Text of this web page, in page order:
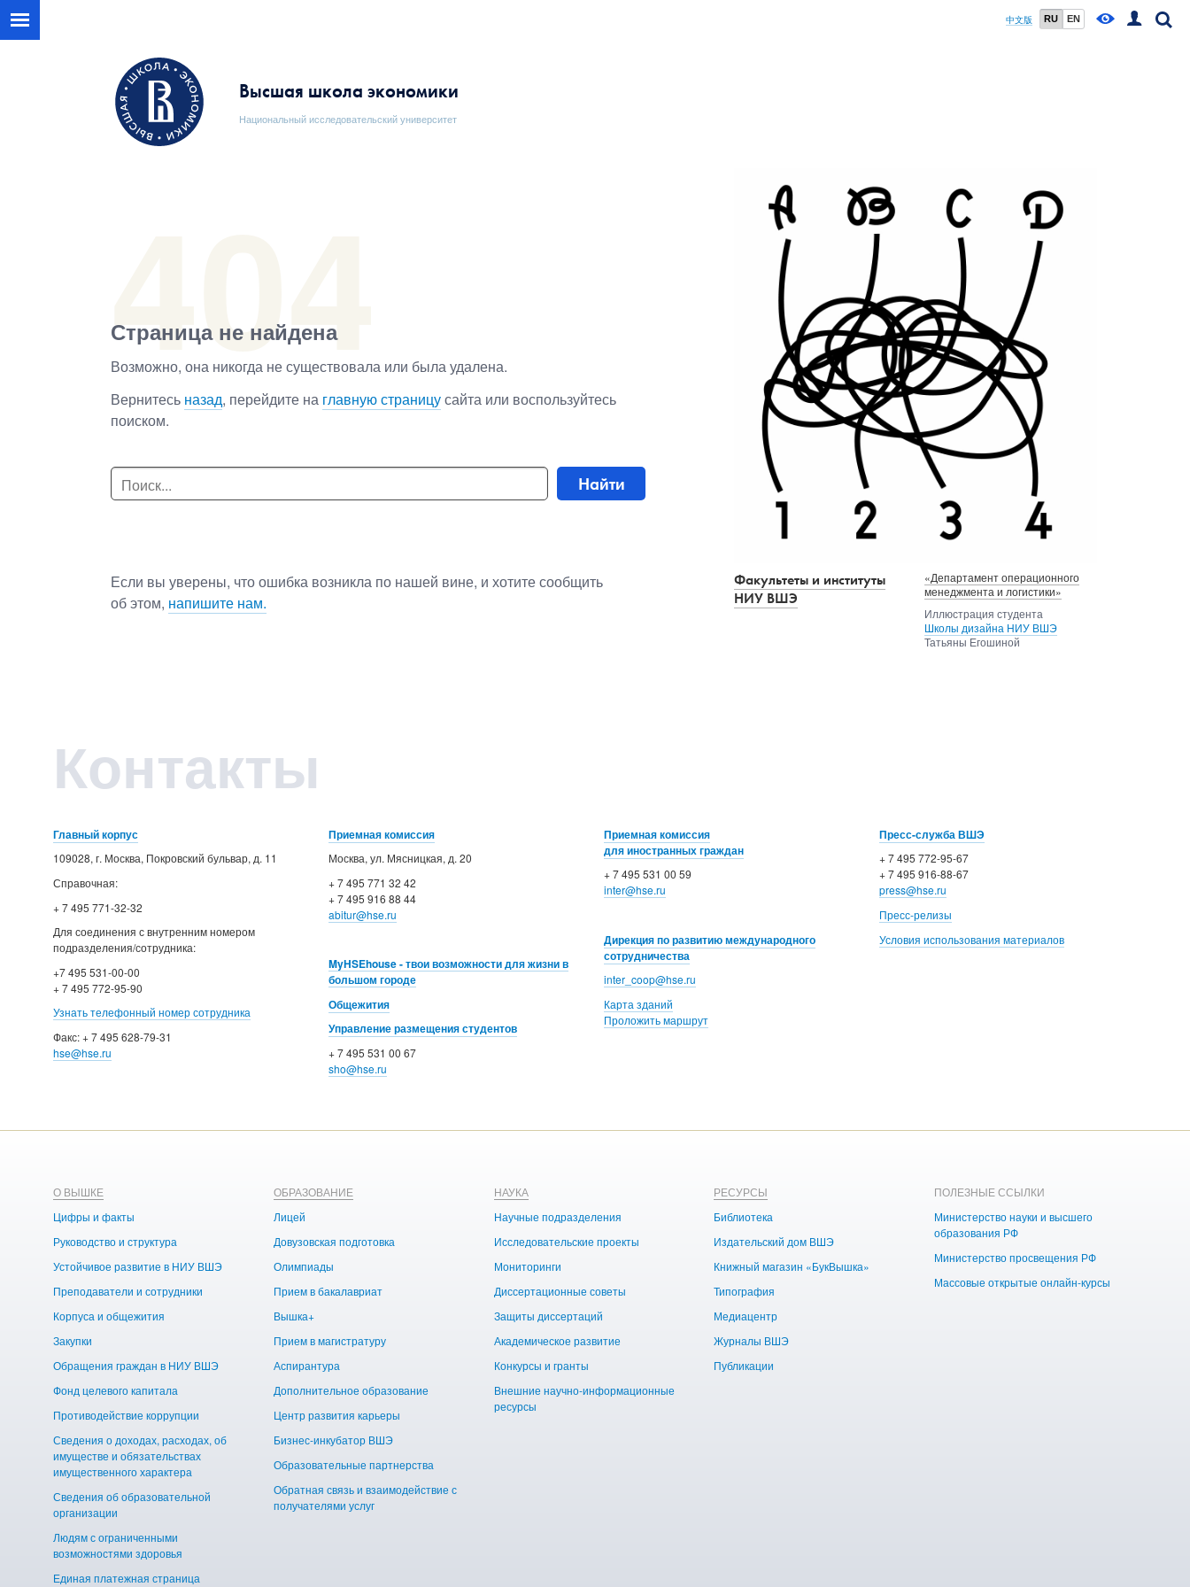
中文版 RU EN
Высшая школа экономики
Национальный исследовательский университет
Страница не найдена
Возможно, она никогда не существовала или была удалена.
Вернитесь назад, перейдите на главную страницусайта или воспользуйтесь
поиском.
Найти
Если вы уверены, что ошибка возникла по нашей вине, и хотите сообщить
об этом, напишите нам.
Факультеты и институты
НИУ ВШЭ
«Департамент операционного
менеджмента и логистики»
Иллюстрация студента
Школы дизайна НИУ ВШЭ
Татьяны Егошиной
Контакты
Главный корпус
109028, г. Москва, Покровский бульвар, д. 11
Справочная:
+ 7 495 771-32-32
Для соединения с внутренним номером
подразделения/сотрудника:
+7 495 531-00-00
+ 7 495 772-95-90
Узнать телефонный номер сотрудника
Факс: + 7 495 628-79-31
hse@hse.ru
Приемная комиссия
Москва, ул. Мясницкая, д. 20
+ 7 495 771 32 42
+ 7 495 916 88 44
abitur@hse.ru
MyHSEhouse - твои возможности для жизни в
большом городе
Общежития
Управление размещения студентов
+ 7 495 531 00 67
sho@hse.ru
Приемная комиссия
для иностранных граждан
+ 7 495 531 00 59
inter@hse.ru
Дирекция по развитию международного
сотрудничества
inter_coop@hse.ru
Карта зданий
Проложить маршрут
Пресс-служба ВШЭ
+ 7 495 772-95-67
+ 7 495 916-88-67
press@hse.ru
Пресс-релизы
Условия использования материалов
О ВЫШКЕ
Цифры и факты
Руководство и структура
Устойчивое развитие в НИУ ВШЭ
Преподаватели и сотрудники
Корпуса и общежития
Закупки
Обращения граждан в НИУ ВШЭ
Фонд целевого капитала
Противодействие коррупции
Сведения о доходах, расходах, об
имуществе и обязательствах
имущественного характера
Сведения об образовательной
организации
Людям с ограниченными
возможностями здоровья
Единая платежная страница
ОБРАЗОВАНИЕ
Лицей
Довузовская подготовка
Олимпиады
Прием в бакалавриат
Вышка+
Прием в магистратуру
Аспирантура
Дополнительное образование
Центр развития карьеры
Бизнес-инкубатор ВШЭ
Образовательные партнерства
Обратная связь и взаимодействие с
получателями услуг
НАУКА
Научные подразделения
Исследовательские проекты
Мониторинги
Диссертационные советы
Защиты диссертаций
Академическое развитие
Конкурсы и гранты
Внешние научно-информационные
ресурсы
РЕСУРСЫ
Библиотека
Издательский дом ВШЭ
Книжный магазин «БукВышка»
Типография
Медиацентр
Журналы ВШЭ
Публикации
ПОЛЕЗНЫЕ ССЫЛКИ
Министерство науки и высшего
образования РФ
Министерство просвещения РФ
Массовые открытые онлайн-курсы